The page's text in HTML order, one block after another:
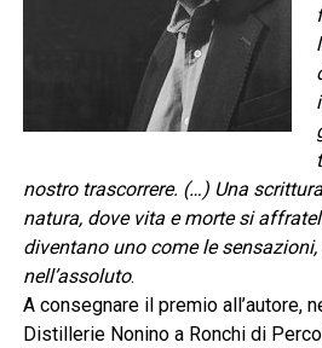
nostro trascorrere. (…) Una
natura, dove vita e morte si
diventano uno come le
nell’assoluto.
A consegnare il premio all’autore,
Distillerie Nonino a Ronchi di